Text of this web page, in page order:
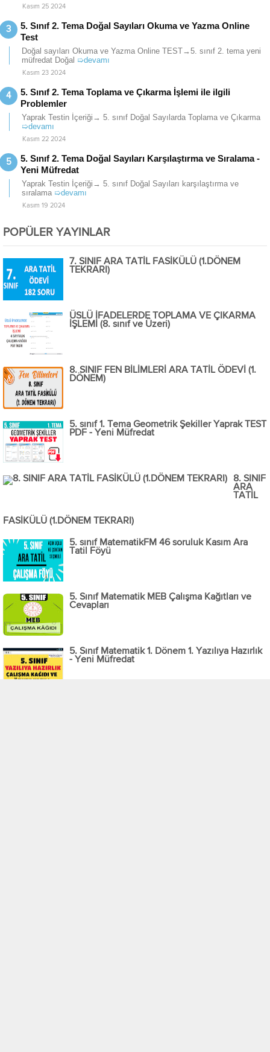
Kasım 25 2024
5. Sınıf 2. Tema Doğal Sayıları Okuma ve Yazma Online
Test
Doğal sayıları Okuma ve Yazma Online TEST→5. sınıf 2. tema yeni
müfredat Doğal ➯devamı
Kasım 23 2024
5. Sınıf 2. Tema Toplama ve Çıkarma İşlemi ile ilgili
Problemler
Yaprak Testin İçeriği→ 5. sınıf Doğal Sayılarda Toplama ve Çıkarma
➯devamı
Kasım 22 2024
5. Sınıf 2. Tema Doğal Sayıları Karşılaştırma ve Sıralama -
Yeni Müfredat
Yaprak Testin İçeriği→ 5. sınıf Doğal Sayıları karşılaştırma ve
sıralama ➯devamı
Kasım 19 2024
POPÜLER YAYINLAR
7. SINIF ARA TATİL FASİKÜLÜ (1.DÖNEM
TEKRARI)
ÜSLÜ İFADELERDE TOPLAMA VE ÇIKARMA
İŞLEMİ (8. sınıf ve Üzeri)
8. SINIF FEN BİLİMLERİ ARA TATİL ÖDEVİ (1.
DÖNEM)
5. sınıf 1. Tema Geometrik Şekiller Yaprak TEST
PDF - Yeni Müfredat
8. SINIF
ARA
TATİL
FASİKÜLÜ (1.DÖNEM TEKRARI)
5. sınıf MatematikFM 46 soruluk Kasım Ara
Tatil Föyü
5. Sınıf Matematik MEB Çalışma Kağıtları ve
Cevapları
5. Sınıf Matematik 1. Dönem 1. Yazılıya Hazırlık
- Yeni Müfredat